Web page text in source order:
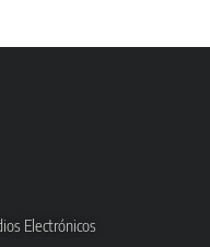
Electrónicos